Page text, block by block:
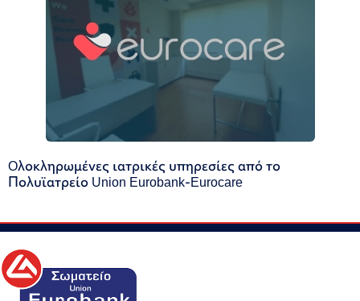
Oλοκληρωμένες ιατρικές υπηρεσίες από το
Πολυϊατρείο Union Eurobank-Eurocare